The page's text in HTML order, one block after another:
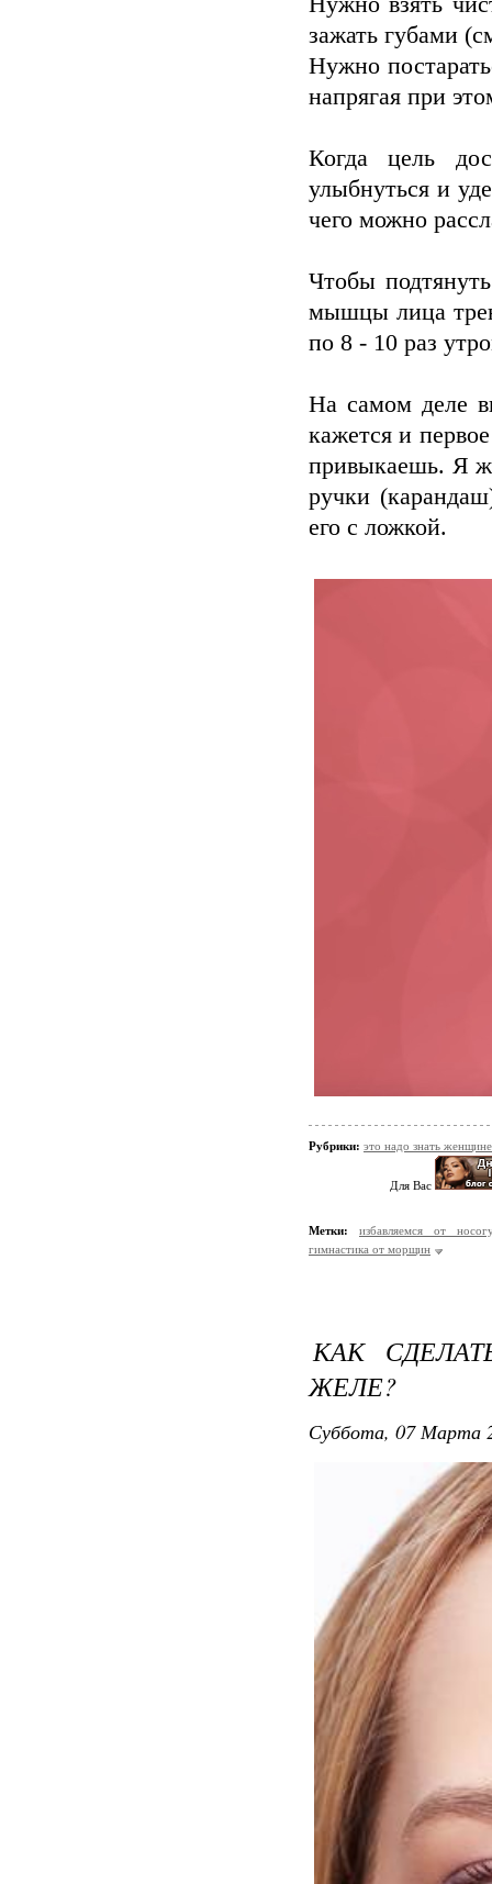
зажать губами
Нужно
напрягая при
Когда цель
улыбнуться и
чего можно
Чтобы
мышцы лица
по 8 - 10 раз
На самом деле
кажется и
привыкаешь. Я
ручки
его с ложкой.
Рубрики: это надо знать
Для Вас
Метки:
избавляемся от
гимнастика от морщин
КАК
ЖЕЛЕ?
Суббота, 07 Марта